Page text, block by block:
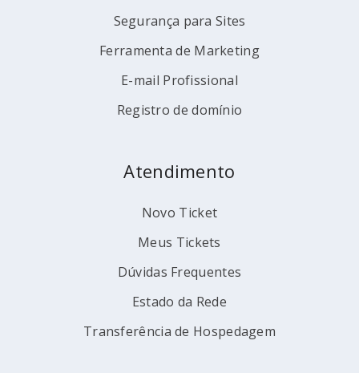
Segurança para Sites
Ferramenta de Marketing
E-mail Profissional
Registro de domínio
Atendimento
Novo Ticket
Meus Tickets
Dúvidas Frequentes
Estado da Rede
Transferência de Hospedagem